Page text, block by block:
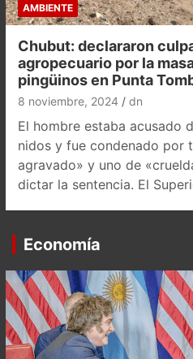
AMBIENTE
Chubut: declararon
agropecuario por la
pingüinos en Punta
8 noviembre, 2024 dn
El hombre estaba acusado
nidos y fue condenado por
agravado» y uno de
dictar la sentencia. El
Economía